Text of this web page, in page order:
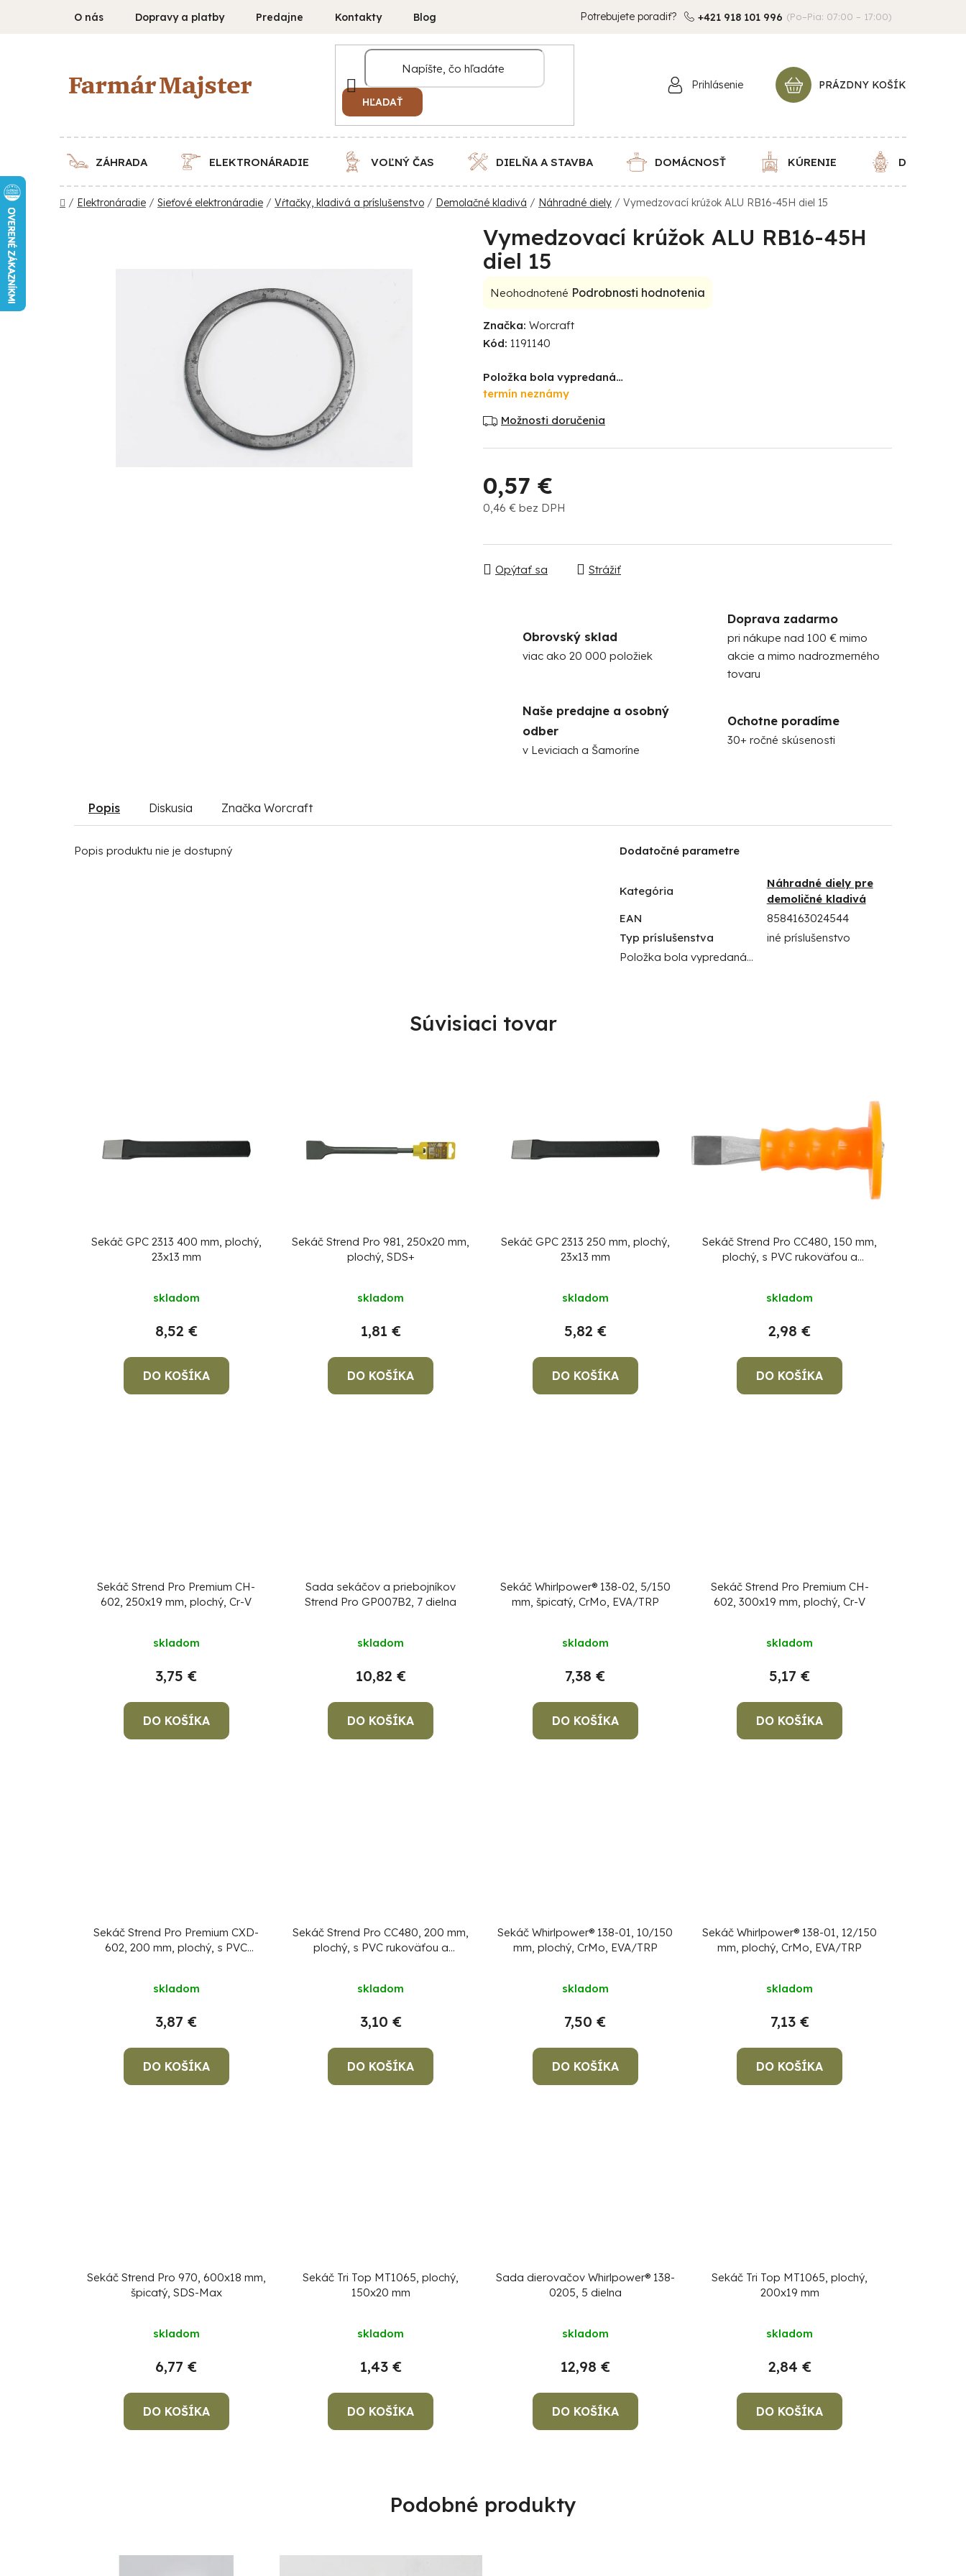
O nás Dopravy a platby Predajne Kontakty Blog Potrebujete poradiť? +421 918 101 996 (Po–Pia: 07:00 – 17:00)
HĽADAŤ
Prihlásenie
NÁKUPNÝ
KOŠÍK
PRÁZDNY KOŠÍK
ZÁHRADA ELEKTRONÁRADIE VOĽNÝ ČAS DIELŇA A STAVBA DOMÁCNOSŤ KÚRENIE DEKORÁCIE
Domov
/ Elektronáradie / Sieťové elektronáradie / Vŕtačky, kladivá a príslušenstvo / Demolačné kladivá / Náhradné diely / Vymedzovací krúžok ALU RB16-45H diel 15
Vymedzovací krúžok ALU RB16-45H
diel 15
Priemerné
produktu
je
z
5
hviezdičiek.
Neohodnotené Podrobnosti hodnotenia
Značka: Worcraft
Kód: 1191140
Položka bola vypredaná…
termín neznámy
Možnosti doručenia
0,57 €
0,46 € bez DPH
Opýtať sa Strážiť
Obrovský sklad
viac ako 20 000 položiek
Doprava zadarmo
pri nákupe nad 100 € mimo
akcie a mimo nadrozmerného
tovaru
Naše predajne a osobný
odber
v Leviciach a Šamoríne
Ochotne poradíme
30+ ročné skúsenosti
Popis Diskusia Značka Worcraft
Popis produktu nie je dostupný Dodatočné parametre
Kategória
Náhradné diely pre
demoličné kladivá
EAN
8584163024544
Typ príslušenstva
iné príslušenstvo
Položka bola vypredaná…
Súvisiaci tovar
Sekáč GPC 2313 400 mm, plochý,
23x13 mm
skladom
8,52 €
DO KOŠÍKA
Sekáč Strend Pro 981, 250x20 mm,
plochý, SDS+
skladom
1,81 €
DO KOŠÍKA
Sekáč GPC 2313 250 mm, plochý,
23x13 mm
skladom
5,82 €
DO KOŠÍKA
Sekáč Strend Pro CC480, 150 mm,
plochý, s PVC rukoväťou a
skladom
2,98 €
DO KOŠÍKA
Sekáč Strend Pro Premium CH-
602, 250x19 mm, plochý, Cr-V
skladom
3,75 €
DO KOŠÍKA
Sada sekáčov a priebojníkov
Strend Pro GP007B2, 7 dielna
skladom
10,82 €
DO KOŠÍKA
Sekáč Whirlpower® 138-02, 5/150
mm, špicatý, CrMo, EVA/TRP
skladom
7,38 €
DO KOŠÍKA
Sekáč Strend Pro Premium CH-
602, 300x19 mm, plochý, Cr-V
skladom
5,17 €
DO KOŠÍKA
Sekáč Strend Pro Premium CXD-
602, 200 mm, plochý, s PVC
skladom
3,87 €
DO KOŠÍKA
Sekáč Strend Pro CC480, 200 mm,
plochý, s PVC rukoväťou a
skladom
3,10 €
DO KOŠÍKA
Sekáč Whirlpower® 138-01, 10/150
mm, plochý, CrMo, EVA/TRP
skladom
7,50 €
DO KOŠÍKA
Sekáč Whirlpower® 138-01, 12/150
mm, plochý, CrMo, EVA/TRP
skladom
7,13 €
DO KOŠÍKA
Sekáč Strend Pro 970, 600x18 mm,
špicatý, SDS-Max
skladom
6,77 €
DO KOŠÍKA
Sekáč Tri Top MT1065, plochý,
150x20 mm
skladom
1,43 €
DO KOŠÍKA
Sada dierovačov Whirlpower® 138-
0205, 5 dielna
skladom
12,98 €
DO KOŠÍKA
Sekáč Tri Top MT1065, plochý,
200x19 mm
skladom
2,84 €
DO KOŠÍKA
Podobné produkty